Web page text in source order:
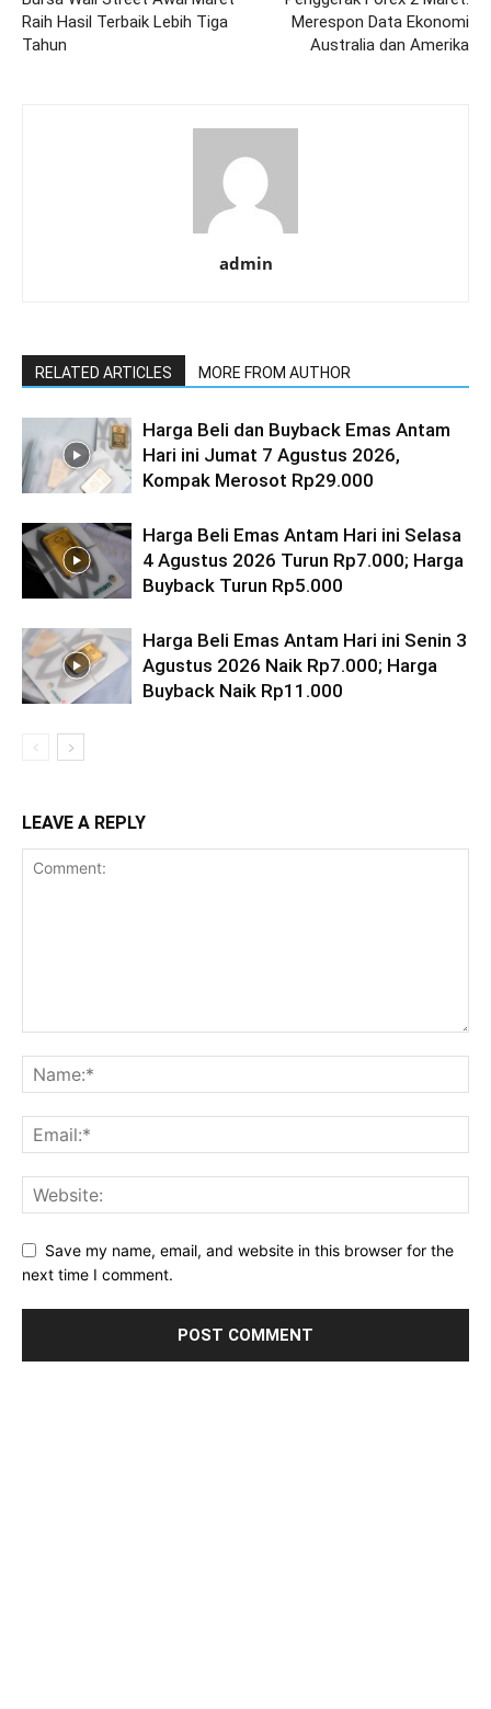
Raih Hasil Terbaik Lebih Tiga
Tahun
Merespon Data Ekonomi
Australia dan Amerika
admin
RELATED ARTICLES MORE FROM AUTHOR
Harga Beli dan Buyback Emas Antam
Hari ini Jumat 7 Agustus 2026,
Kompak Merosot Rp29.000
Harga Beli Emas Antam Hari ini Selasa
4 Agustus 2026 Turun Rp7.000; Harga
Buyback Turun Rp5.000
Harga Beli Emas Antam Hari ini Senin 3
Agustus 2026 Naik Rp7.000; Harga
Buyback Naik Rp11.000
LEAVE A REPLY
Save my name, email, and website in this browser for the
next time I comment.